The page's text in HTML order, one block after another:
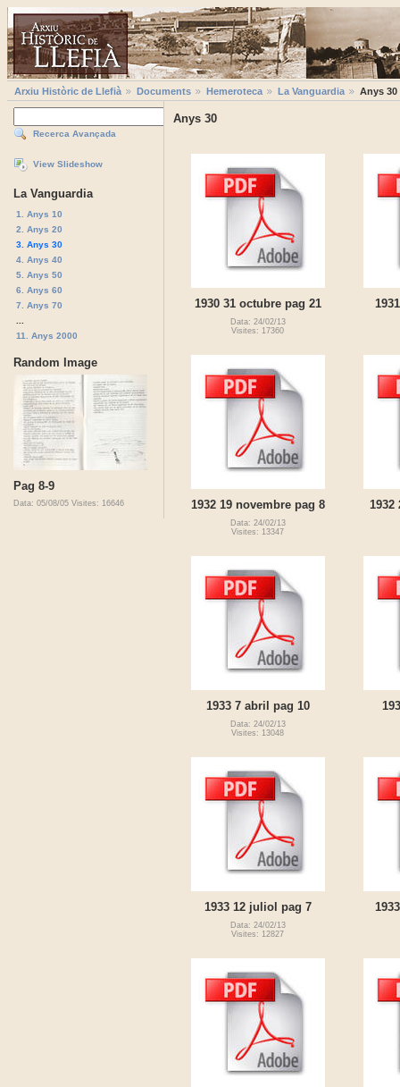
Arxiu Històric de Llefià Documents Hemeroteca La Vanguardia Anys 30
Recerca Avançada
View Slideshow
La Vanguardia
1. Anys 10
2. Anys 20
3. Anys 30
4. Anys 40
5. Anys 50
6. Anys 60
7. Anys 70
11. Anys 2000
Random Image
Pag 8-9
Data: 05/08/05 Visites: 16646
Anys 30
1930 31 octubre pag 21
Data: 24/02/13
Visites: 17360
1932 19 novembre pag 8
Data: 24/02/13
Visites: 13347
1932
1933 7 abril pag 10
Data: 24/02/13
Visites: 13048
1933 12 juliol pag 7
Data: 24/02/13
Visites: 12827